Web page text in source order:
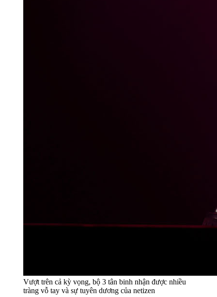
Vượt trên cả kỳ vọng, bộ 3 tân binh nhận được nhiều
tràng vỗ tay và sự tuyên dương của netizen